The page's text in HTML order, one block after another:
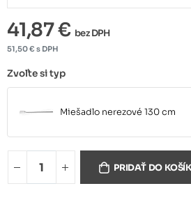
41,87 € bez DPH
51,50 € s DPH
Zvoľte si typ
Miešadlo nerezové 130 cm
Miešadlo nerezové 150 cm
PRIDAŤ DO